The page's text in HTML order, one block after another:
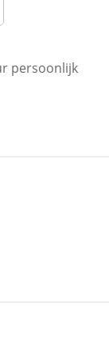
persoonlijk